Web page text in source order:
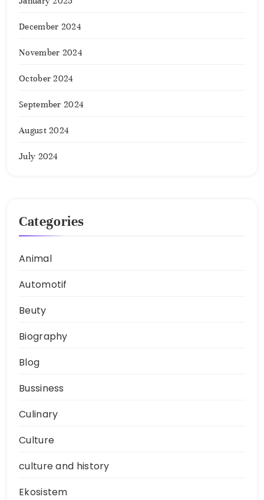
December 2024
November 2024
October 2024
September 2024
August 2024
July 2024
Categories
Animal
Automotif
Beuty
Biography
Blog
Bussiness
Culinary
Culture
culture and history
Ekosistem